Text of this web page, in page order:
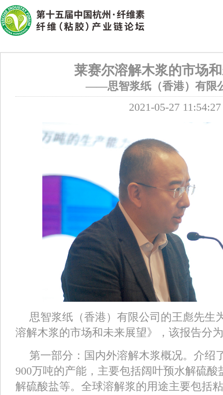
莱赛尔溶解木浆的市场
——思智浆纸（香港）有限
2021-05-27 11:54:27
思智浆纸（香港）有限公司的王彪先生
溶解木浆的市场和未来展望》，该报告分
第一部分：国内外溶解木浆概况。介绍
900万吨的产能，主要包括阔叶预水解硫酸
解硫酸盐等。全球溶解浆的用途主要包括